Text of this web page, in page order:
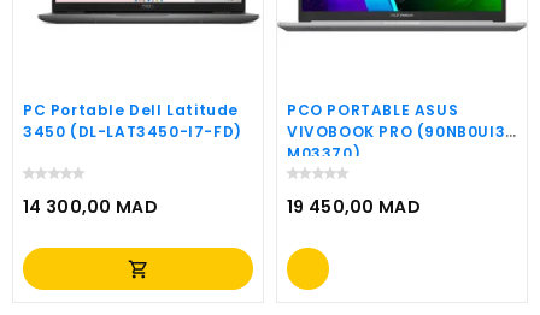
PC Portable Dell Latitude
3450 (DL-LAT3450-I7-FD)
14 300,00 MAD
Prix
shopping_cart
PCO PORTABLE ASUS
VIVOBOOK PRO (90NB0UI3-
M03370)
19 450,00 MAD
Prix